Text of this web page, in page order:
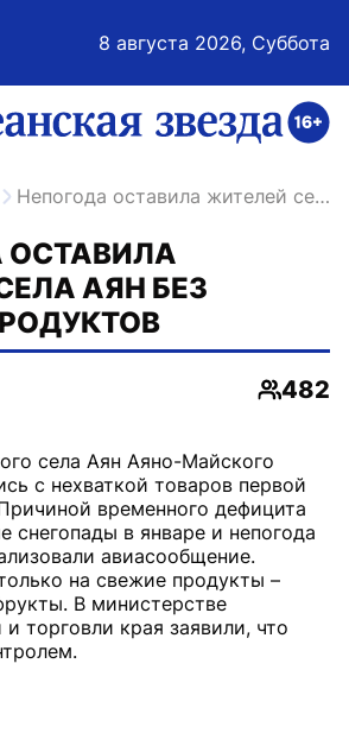
8 августа 2026, Суббота
ссылка на главную
Непогода оставила жителей села Аян без свежих продуктов
ОСТАВИЛА
АЯН БЕЗ
482
села Аян Аяно-Майского
с нехваткой товаров первой
временного дефицита
снегопады в январе и непогода
авиасообщение.
на свежие продукты –
В министерстве
торговли края заявили, что